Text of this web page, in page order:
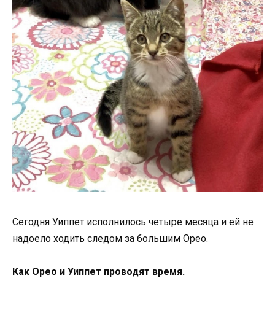
Сегодня Уиппет исполнилось четыре месяца и ей не
надоело ходить следом за большим Орео.
Как Орео и Уиппет проводят время.